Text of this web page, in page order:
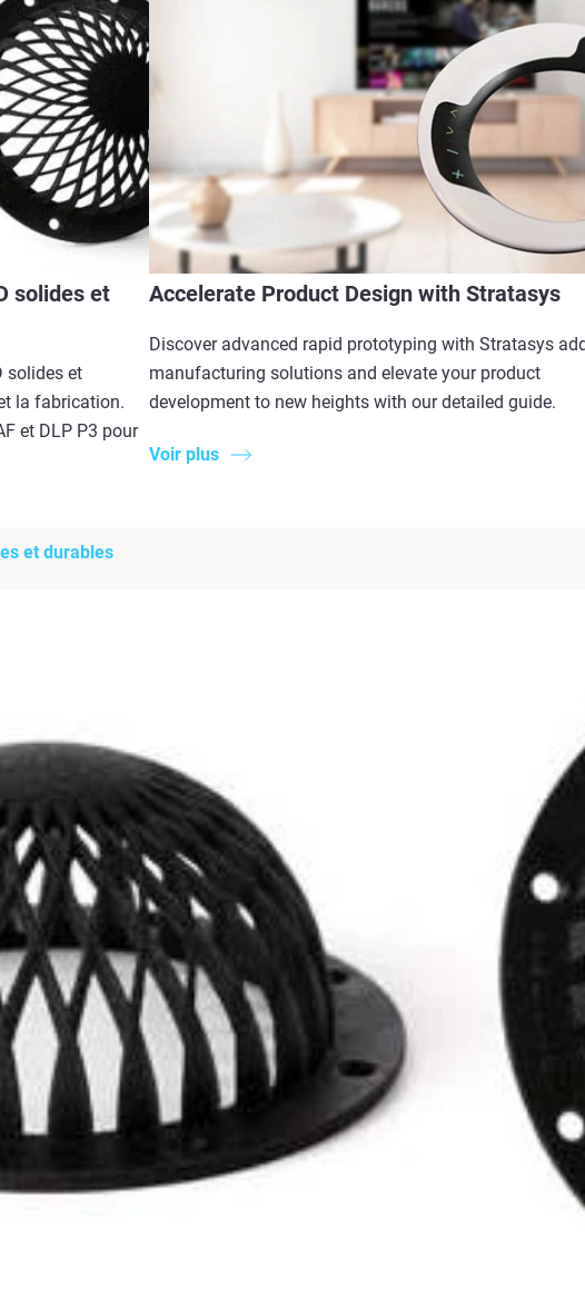
solides et
solides et
la fabrication.
et DLP P3 pour
Accelerate Product Design with Stratasys
Discover advanced rapid prototyping with Stratasys
manufacturing solutions and elevate your product
development to new heights with our detailed guide.
Voir plus
et durables